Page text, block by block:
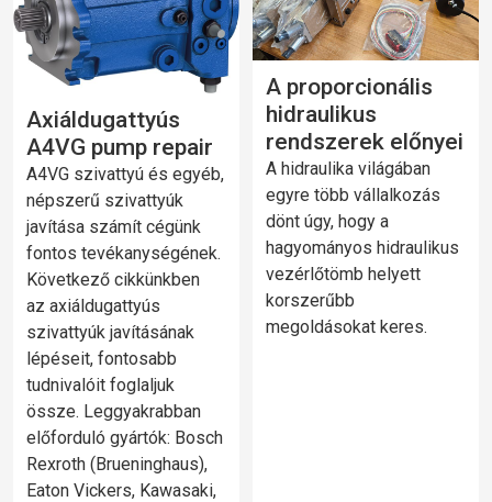
Axiáldugattyús
A4VG pump repair
A4VG szivattyú és egyéb,
népszerű szivattyúk
javítása számít cégünk
fontos tevékanységének.
Következő cikkünkben
az axiáldugattyús
szivattyúk javításának
lépéseit, fontosabb
tudnivalóit foglaljuk
össze. Leggyakrabban
előforduló gyártók: Bosch
Rexroth (Brueninghaus),
Eaton Vickers, Kawasaki,
A proporcionális
hidraulikus
rendszerek előnyei
A hidraulika világában
egyre több vállalkozás
dönt úgy, hogy a
hagyományos hidraulikus
vezérlőtömb helyett
korszerűbb
megoldásokat keres.